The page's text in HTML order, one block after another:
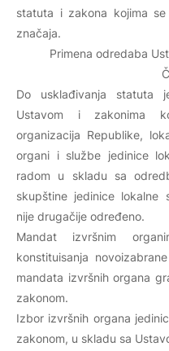
statuta i zakona kojima
značaja.
Primena odredaba
Do usklađivanja statuta
Ustavom i zakonima
organizacija Republike,
organi i službe jedinice
radom u skladu sa
skupštine jedinice lokalne
nije drugačije određeno.
Mandat izvršnim
konstituisanja
mandata izvršnih organa
zakonom.
Izbor izvršnih organa
zakonom, u skladu sa